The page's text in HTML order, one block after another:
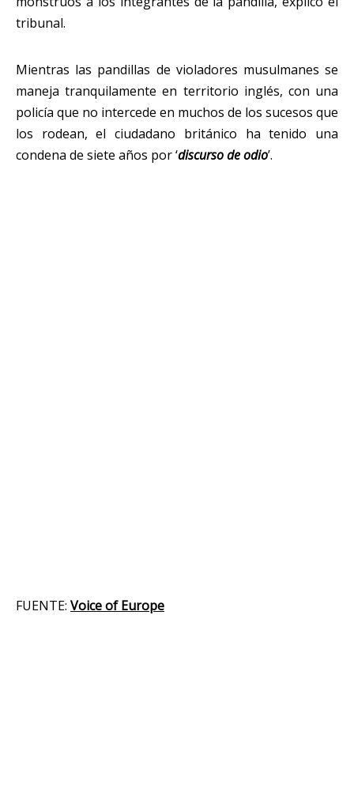
tribunal.
Mientras las pandillas de violadores musulmanes se
maneja tranquilamente en territorio inglés, con una
policía que no intercede en muchos de los sucesos que
los rodean, el ciudadano británico ha tenido una
condena de siete años por ‘discurso de odio’.
FUENTE: Voice of Europe